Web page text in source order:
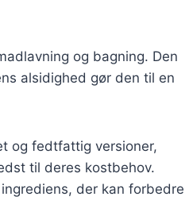
og bagning. Den
alsidighed gør den til en
og fedtfattig versioner,
til deres kostbehov.
der kan forbedre